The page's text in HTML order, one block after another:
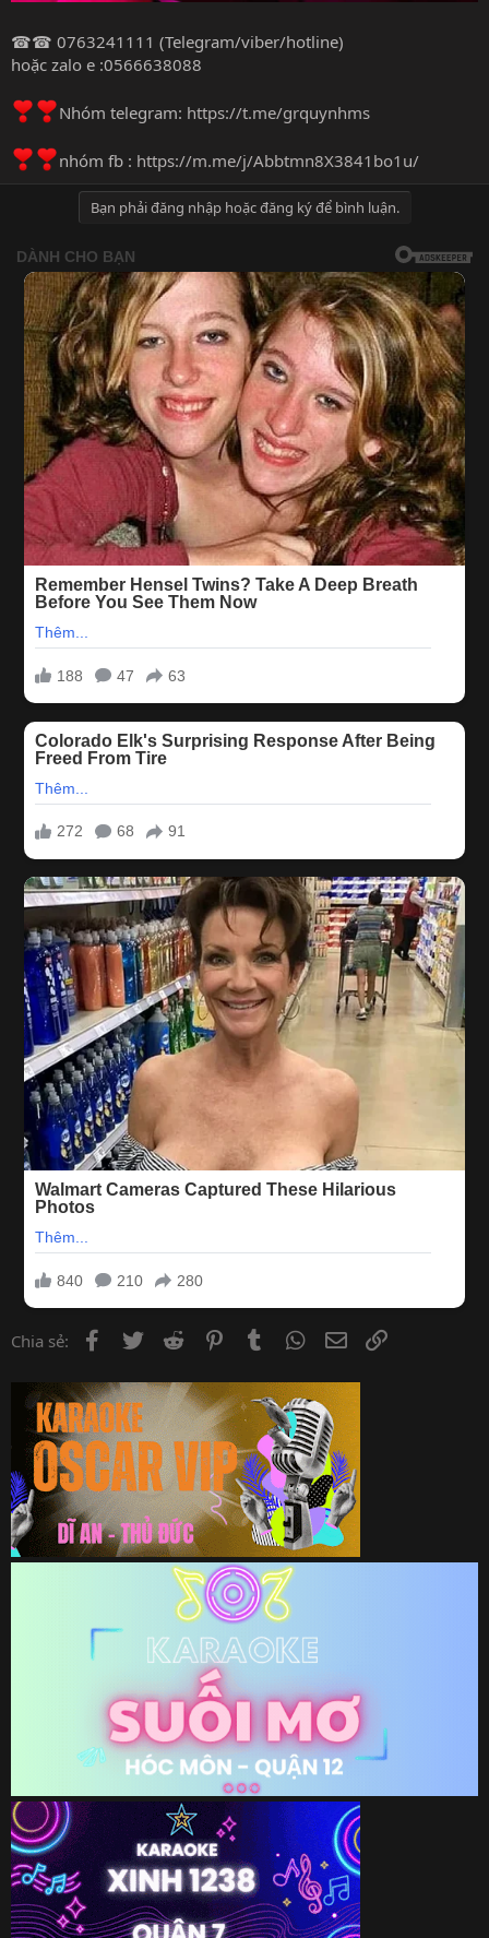
☎☎ 0763241111 (Telegram/viber/hotline)
hoặc zalo e :0566638088
Nhóm telegram: https://t.me/grquynhms
nhóm fb : https://m.me/j/Abbtmn8X3841bo1u/
Bạn phải đăng nhập hoặc đăng ký để bình luận.
Chia sẻ: Facebook
Twitter Reddit PinterestTumblr WhatsApp
Email